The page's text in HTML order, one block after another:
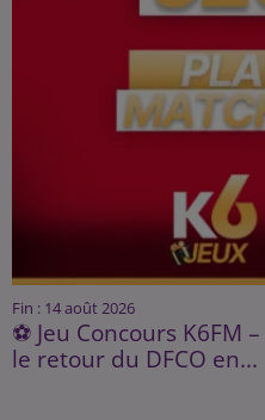
Fin : 14 août 2026
⚽ Jeu Concours K6FM
le retour du DFCO en...